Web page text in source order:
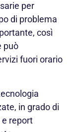
per
di problema
così
può
fuori orario
in grado di
report